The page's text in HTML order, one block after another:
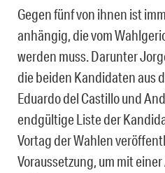
Gegen fünf von ihnen ist
anhängig, die vom
werden muss. Darunter
die beiden Kandidaten aus
Eduardo del Castillo und
endgültige Liste der
Vortag der Wahlen
Voraussetzung, um mit